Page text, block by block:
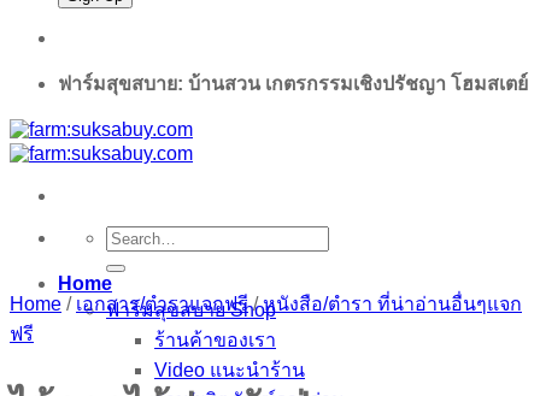
ฟาร์มสุขสบาย: บ้านสวน เกตรกรรมเชิงปรัชญา โฮมสเตย์
Search
for:
Home
ฟาร์มสุขสบาย Shop
ร้านค้าของเรา
Video แนะนำร้าน
Home / เอกสาร/ตำราแจกฟรี / หนังสือ/ตำรา ที่น่าอ่านอื่นๆแจก
ฟรี